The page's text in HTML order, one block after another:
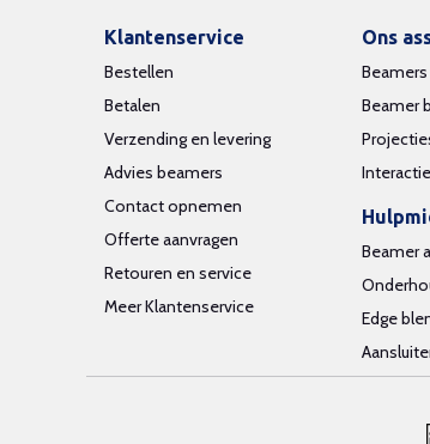
Klantenservice
Bestellen
Betalen
Verzending en levering
Advies beamers
Contact opnemen
Offerte aanvragen
Retouren en service
Meer Klantenservice
Ons
Beamers
Beamer
Beamer
Edge